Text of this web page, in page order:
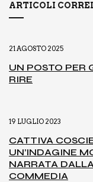
ARTICOLI
21 AGOSTO 2025
UN POSTO PER
RI­RE
19 LUGLIO 2023
CAT­TI­VA
UN’IN­DA­GI­NE
NAR­RA­TA
COM­ME­DIA